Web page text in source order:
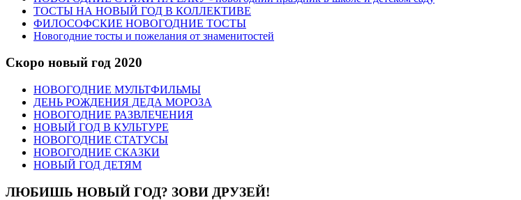
ТОСТЫ НА НОВЫЙ ГОД В КОЛЛЕКТИВЕ
ФИЛОСОФСКИЕ НОВОГОДНИЕ ТОСТЫ
Новогодние тосты и пожелания от знаменитостей
Скоро новый год 2020
НОВОГОДНИЕ МУЛЬТФИЛЬМЫ
ДЕНЬ РОЖДЕНИЯ ДЕДА МОРОЗА
НОВОГОДНИЕ РАЗВЛЕЧЕНИЯ
НОВЫЙ ГОД В КУЛЬТУРЕ
НОВОГОДНИЕ СТАТУСЫ
НОВОГОДНИЕ СКАЗКИ
НОВЫЙ ГОД ДЕТЯМ
ЛЮБИШЬ НОВЫЙ ГОД? ЗОВИ ДРУЗЕЙ!